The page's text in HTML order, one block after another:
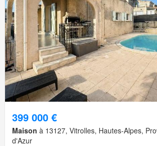
399 000 €
Maison à 13127, Vitrolles, Hautes-Alpes,
d'Azur